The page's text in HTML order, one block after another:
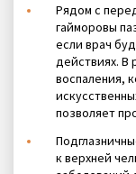
Рядом с
гайморовы
если врач
действиях. В
воспаления,
позволяет
к верхней